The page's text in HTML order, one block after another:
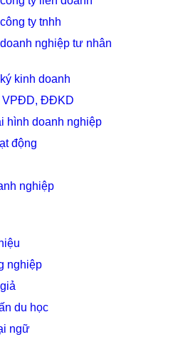
ty tnhh
nghiệp tư nhân
kinh doanh
VPĐD, ĐĐKD
hình doanh nghiệp
động
nghiệp
nghiệp
du học
ngữ